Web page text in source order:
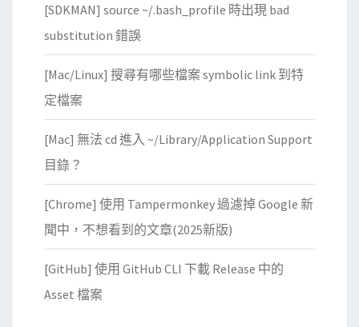
[SDKMAN] source ~/.bash_profile 時出現 bad
substitution 錯誤
[Mac/Linux] 搜尋有哪些檔案 symbolic link 到特
定檔案
[Mac] 無法 cd 進入 ~/Library/Application Support
目錄？
[Chrome] 使用 Tampermonkey 過濾掉 Google 新
聞中，不想看到的文章(2025新版)
[GitHub] 使用 GitHub CLI 下載 Release 中的
Asset 檔案